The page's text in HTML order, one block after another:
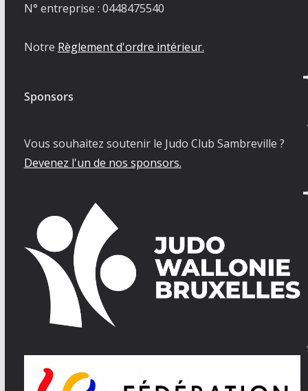
N° entreprise : 0448475540
Notre Règlement d'ordre intérieur.
Sponsors
Vous souhaitez soutenir le Judo Club Sambreville ?
Devenez l'un de nos sponsors.